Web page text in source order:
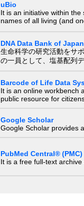
uBio
It is an initiative within
names of all living (and
DNA Data Bank of Japan
生命科学の研究活動をサ
の一員として、塩基配列
Barcode of Life Data
It is an online workbench
public resource for
Google Scholar
Google Scholar provides
PubMed Central® (PMC)
It is a free full-text